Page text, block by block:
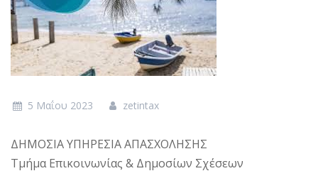
5 Μαΐου 2023 zetintax
ΔΗΜΟΣΙΑ ΥΠΗΡΕΣΙΑ ΑΠΑΣΧΟΛΗΣΗΣ
Τμήμα Επικοινωνίας & Δημοσίων Σχέσεων